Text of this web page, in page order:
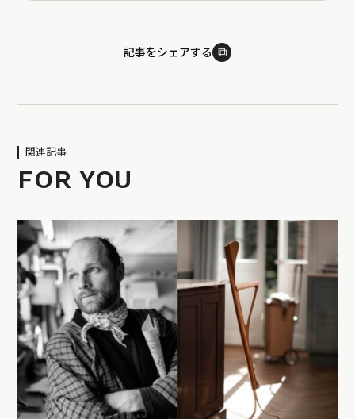
記事をシェアする ⧉
関連記事
FOR YOU